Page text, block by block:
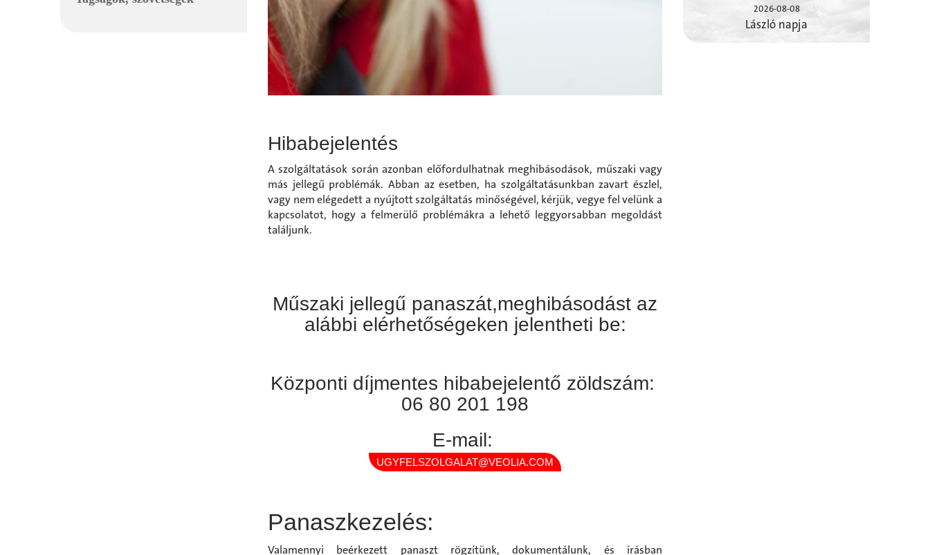
Hibabejelentés
A szolgáltatások során azonban előfordulhatnak meghibásodások, műszaki vagy
más jellegű problémák. Abban az esetben, ha szolgáltatásunkban zavart észlel,
vagy nem elégedett a nyújtott szolgáltatás minőségével, kérjük, vegye fel velünk a
kapcsolatot, hogy a felmerülő problémákra a lehető leggyorsabban megoldást
találjunk.
Műszaki jellegű panaszát,meghibásodást az
alábbi elérhetőségeken jelentheti be:
Központi díjmentes hibabejelentő zöldszám:
06 80 201 198
E-mail:
UGYFELSZOLGALAT@VEOLIA.COM
Panaszkezelés:
Valamennyi beérkezett panaszt rögzítünk, dokumentálunk, és írásban
2026-08-08
László napja